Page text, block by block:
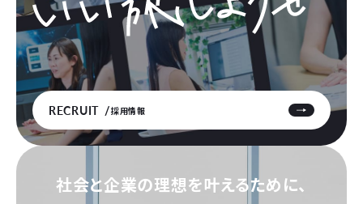
RECRUIT 採用情報
社会と企業の理想を叶えるために、